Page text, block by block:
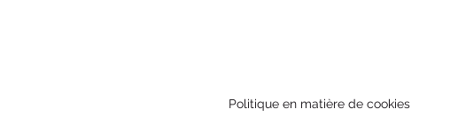
Politique en matière de cookies